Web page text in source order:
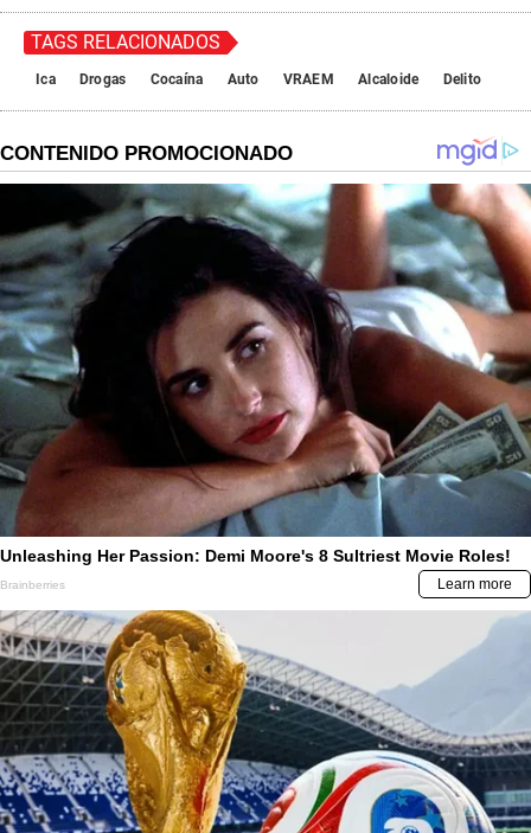
TAGS RELACIONADOS
Ica Drogas Cocaína Auto VRAEM Alcaloide Delito